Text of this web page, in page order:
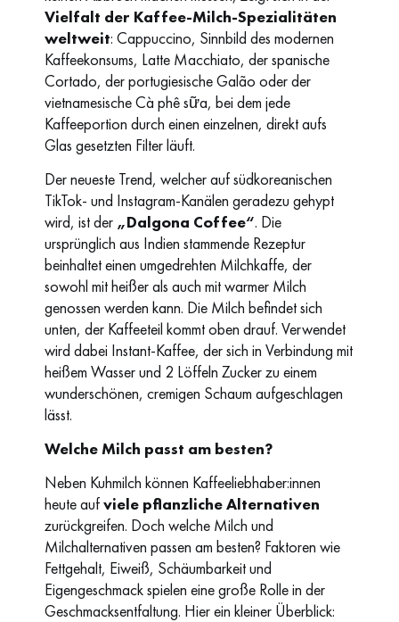
Vielfalt der Kaffee-Milch-Spezialitäten
weltweit: Cappuccino, Sinnbild des modernen
Kaffeekonsums, Latte Macchiato, der spanische
Cortado, der portugiesische Galão oder der
vietnamesische Cà phê sữa, bei dem jede
Kaffeeportion durch einen einzelnen, direkt aufs
Glas gesetzten Filter läuft.
Der neueste Trend, welcher auf südkoreanischen
TikTok- und Instagram-Kanälen geradezu gehypt
wird, ist der „Dalgona Coffee“. Die
ursprünglich aus Indien stammende Rezeptur
beinhaltet einen umgedrehten Milchkaffe, der
sowohl mit heißer als auch mit warmer Milch
genossen werden kann. Die Milch befindet sich
unten, der Kaffeeteil kommt oben drauf. Verwendet
wird dabei Instant-Kaffee, der sich in Verbindung mit
heißem Wasser und 2 Löffeln Zucker zu einem
wunderschönen, cremigen Schaum aufgeschlagen
lässt.
Welche Milch passt am besten?
Neben Kuhmilch können Kaffeeliebhaber:innen
heute aufviele pflanzliche Alternativen
zurückgreifen. Doch welche Milch und
Milchalternativen passen am besten? Faktoren wie
Fettgehalt, Eiweiß, Schäumbarkeit und
Eigengeschmack spielen eine große Rolle in der
Geschmacksentfaltung. Hier ein kleiner Überblick: